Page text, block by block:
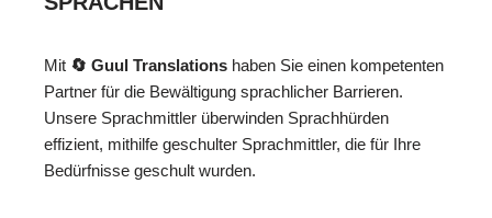
Mit 🔄 Guul Translations haben Sie einen kompetenten
Partner für die Bewältigung sprachlicher Barrieren.
Unsere Sprachmittler überwinden Sprachhürden
effizient, mithilfe geschulter Sprachmittler, die für Ihre
Bedürfnisse geschult wurden.